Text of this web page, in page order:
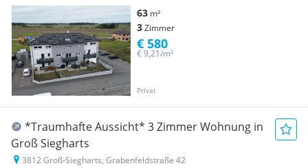
63 m²
3Zimmer
Privat
€ 9,21/m²
€ 580
*Traumhafte Aussicht* 3 Zimmer Wohnung in
Groß Siegharts
3812 Groß-Siegharts, Grabenfeldstraße 42